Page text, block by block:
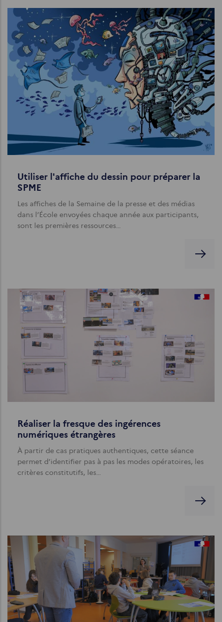
Utiliser l'affiche du dessin pour préparer la
SPME
Les affiches de la Semaine de la presse et des médias
dans l’École envoyées chaque année aux participants,
sont les premières ressources…
Réaliser la fresque des ingérences
numériques étrangères
À partir de cas pratiques authentiques, cette séance
permet d’identifier pas à pas les modes opératoires, les
critères constitutifs, les…